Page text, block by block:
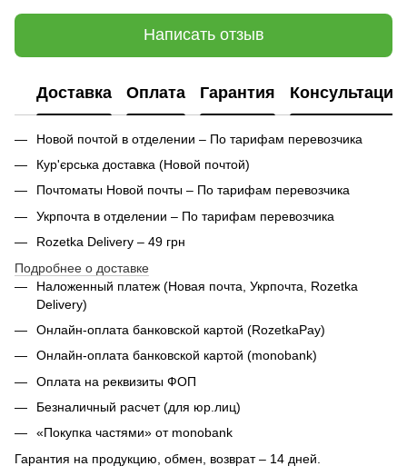
Написать отзыв
Доставка Оплата Гарантия Консультация
Новой почтой в отделении – По тарифам перевозчика
Кур'єрська доставка (Новой почтой)
Почтоматы Новой почты – По тарифам перевозчика
Укрпочта в отделении – По тарифам перевозчика
Rozetka Delivery – 49 грн
Подробнее о доставке
Наложенный платеж (Новая почта, Укрпочта, Rozetka
Delivery)
Онлайн-оплата банковской картой (RozetkaPay)
Онлайн-оплата банковской картой (monobank)
Оплата на реквизиты ФОП
Безналичный расчет (для юр.лиц)
«Покупка частями» от monobank
Гарантия на продукцию, обмен, возврат – 14 дней.